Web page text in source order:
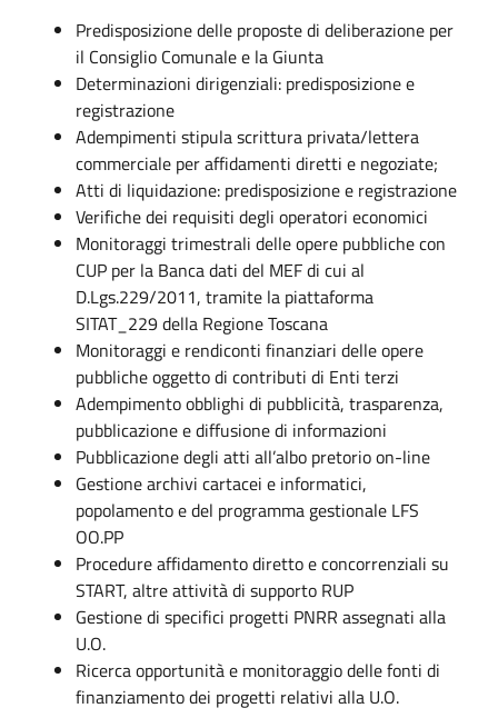
Predisposizione delle proposte di deliberazione per
il Consiglio Comunale e la Giunta
Determinazioni dirigenziali: predisposizione e
registrazione
Adempimenti stipula scrittura privata/lettera
commerciale per affidamenti diretti e negoziate;
Atti di liquidazione: predisposizione e registrazione
Verifiche dei requisiti degli operatori economici
Monitoraggi trimestrali delle opere pubbliche con
CUP per la Banca dati del MEF di cui al
D.Lgs.229/2011, tramite la piattaforma
SITAT_229 della Regione Toscana
Monitoraggi e rendiconti finanziari delle opere
pubbliche oggetto di contributi di Enti terzi
Adempimento obblighi di pubblicità, trasparenza,
pubblicazione e diffusione di informazioni
Pubblicazione degli atti all’albo pretorio on-line
Gestione archivi cartacei e informatici,
popolamento e del programma gestionale LFS
OO.PP
Procedure affidamento diretto e concorrenziali su
START, altre attività di supporto RUP
Gestione di specifici progetti PNRR assegnati alla
U.O.
Ricerca opportunità e monitoraggio delle fonti di
finanziamento dei progetti relativi alla U.O.